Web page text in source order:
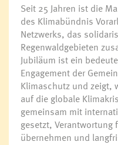
Seit 25 Jahren ist die
des Klimabündnis
Netzwerks, das
Regenwaldgebieten
Jubiläum ist ein
Engagement der
Klimaschutz und zeigt,
auf die globale
gemeinsam mit
gesetzt, Verantwortung
übernehmen und